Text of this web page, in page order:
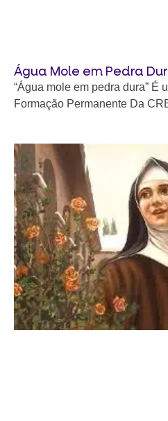
Água Mole em Pedra
“Água mole em pedra dura” É
Formação Permanente Da